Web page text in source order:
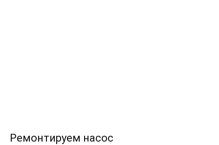
Ремонтируем насос